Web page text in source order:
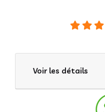
Voir les détails